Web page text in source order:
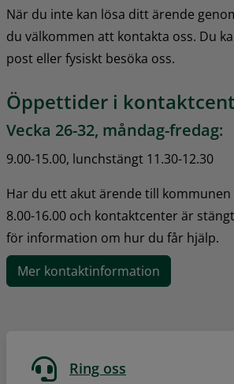
När du inte kan lösa ditt ärende
du välkommen att kontakta oss. Du
post eller fysiskt besöka oss.
Öppettider i
Vecka 26-32, måndag-fredag:
9.00-15.00, lunchstängt 11.30-12.30
Har du ett akut ärende till
8.00-16.00 och kontaktcenter är
för information om hur du får hjälp.
Mer kontaktinformation
Ring oss